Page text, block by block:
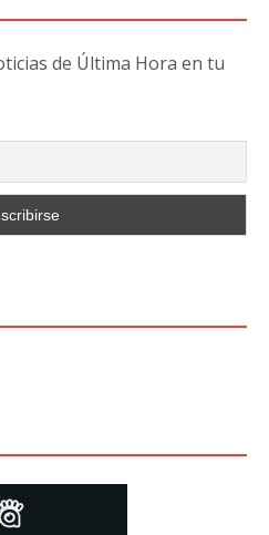
de Última Hora en tu